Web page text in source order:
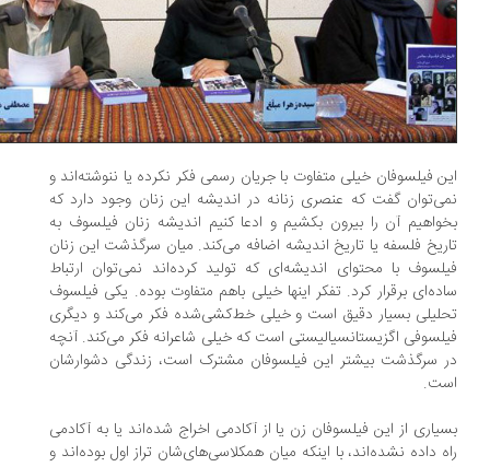
فیلسوفان خیلی متفاوت با جریان رسمی فکر نکرده‌ یا ننوشته‌اند و
گفت که عنصری زنانه در اندیشه این زنان وجود دارد که
آن را بیرون بکشیم و ادعا کنیم اندیشه زنان فیلسوف به
فلسفه یا تاریخ اندیشه اضافه می‌کند. میان سرگذشت این زنان
با محتوای اندیشه‌ای که تولید کرده‌اند نمی‌توان ارتباط
برقرار کرد. تفکر اینها خیلی باهم متفاوت بوده. یکی فیلسوف
بسیار دقیق است و خیلی خط‌کشی‌شده فکر می‌کند و دیگری
اگزیستانسیالیستی است که خیلی شاعرانه فکر می‌کند. آنچه
سرگذشت بیشتر این فیلسوفان مشترک است، زندگی دشوارشان
از این فیلسوفان زن یا از آکادمی اخراج شده‌اند یا به آکادمی
داده نشده‌اند، با اینکه میان همکلاسی‌های‌شان تراز اول بوده‌اند و